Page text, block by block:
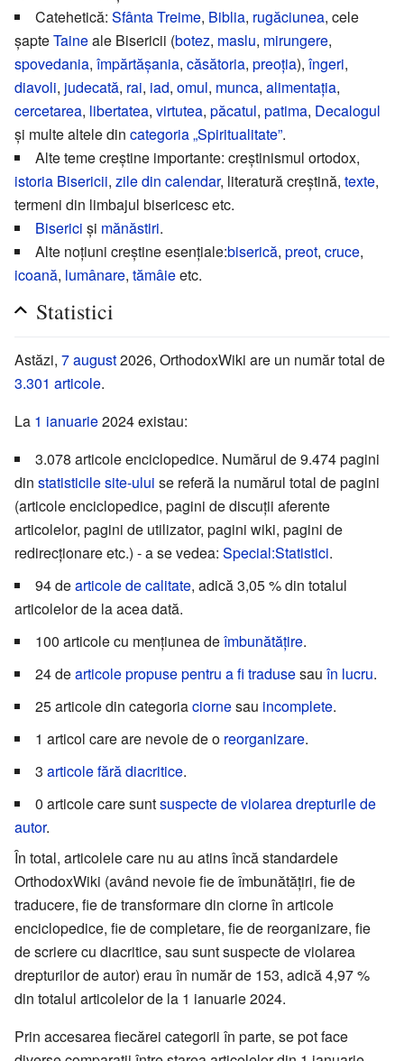
Catehetică: Sfânta Treime, Biblia, rugăciunea, cele
șapteTaineale Bisericii (botez, maslu, mirungere,
spovedania, împărtășania, căsătoria, preoția), îngeri,
diavoli, judecată, rai, iad, omul, munca, alimentația,
cercetarea, libertatea, virtutea, păcatul, patima, Decalogul
și multe altele din categoria „Spiritualitate”.
Alte teme creștine importante: creștinismul ortodox,
istoria Bisericii, zile din calendar, literatură creștină, texte,
termeni din limbajul bisericesc etc.
Biserici și mănăstiri.
Alte noțiuni creștine esențiale:biserică, preot, cruce,
icoană, lumânare, tămâieetc.
Statistici
Astăzi, 7 august2026, OrthodoxWiki are un număr total de
3.301 articole.
La 1 ianuarie2024 existau:
3.078 articole enciclopedice. Numărul de 9.474 pagini
din statisticile site-ului se referă la numărul total de pagini
(articole enciclopedice, pagini de discuții aferente
articolelor, pagini de utilizator, pagini wiki, pagini de
redirecționare etc.) - a se vedea: Special:Statistici.
94 dearticole de calitate, adică 3,05 % din totalul
articolelor de la acea dată.
100 articole cu mențiunea deîmbunătățire.
24 dearticole propuse pentru a fi tradusesau în lucru.
25 articole din categoriaciornesau incomplete.
1 articol care are nevoie de o reorganizare.
3 articole fără diacritice.
0 articole care suntsuspecte de violarea drepturile de
autor.
În total, articolele care nu au atins încă standardele
OrthodoxWiki (având nevoie fie de îmbunătățiri, fie de
traducere, fie de transformare din ciorne în articole
enciclopedice, fie de completare, fie de reorganizare, fie
de scriere cu diacritice, sau sunt suspecte de violarea
drepturilor de autor) erau în număr de 153, adică 4,97 %
din totalul articolelor de la 1 ianuarie 2024.
Prin accesarea fiecărei categorii în parte, se pot face